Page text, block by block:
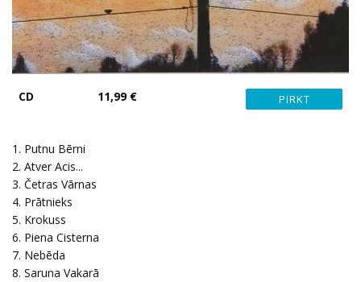
CD 11,99 €
1. Putnu Bērni
2. Atver Acis...
3. Četras Vārnas
4. Prātnieks
5. Krokuss
6. Piena Cisterna
7. Nebēda
8. Saruna Vakarā